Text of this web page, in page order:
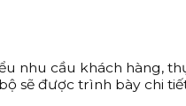
nhu cầu khách hàng,
sẽ được trình bày chi